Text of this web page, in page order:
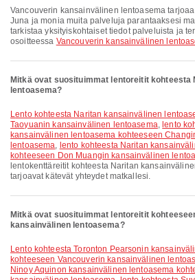
Vancouverin kansainvälinen lentoasema tarjoaa Ruokailu, Duty Free Shop,
Juna ja monia muita palveluja parantaaksesi
tarkistaa yksityiskohtaiset tiedot palveluista ja
osoitteessa Vancouverin kansainvälinen
Mitkä ovat suosituimmat lentoreitit kohteesta
lentoasema?
lento kohteesta Naritan kansainvälinen lentoasema kohteeseen
Taoyuanin kansainvälinen lentoasema, lento
kansainvälinen lentoasema kohteeseen
lentoasema, lento kohteesta Naritan
kohteeseen Don Muangin kansainvälinen
lentokenttäreitit kohteesta Naritan
tarjoavat kätevät yhteydet matkallesi.
Mitkä ovat suosituimmat lentoreitit
kansainvälinen lentoasema?
lento kohteesta Toronton Pearsonin kansainvälinen lentoasema
kohteeseen Vancouverin kansainvälinen
Ninoy Aquinon kansainvälinen lentoasema